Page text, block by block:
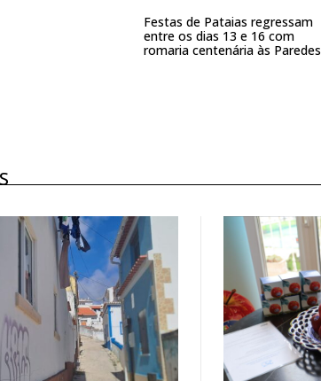
Festas de Pataias regressam
entre os dias 13 e 16 com
romaria centenária às Paredes